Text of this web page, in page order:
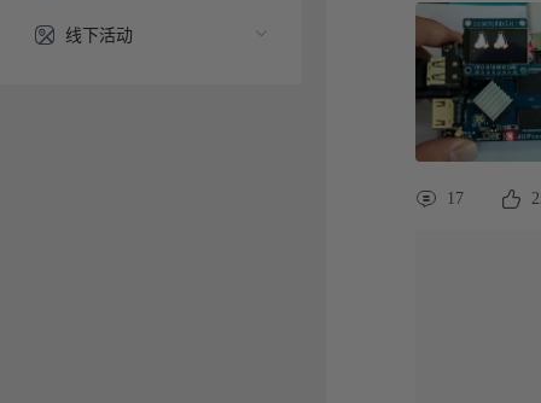
线下活动
17